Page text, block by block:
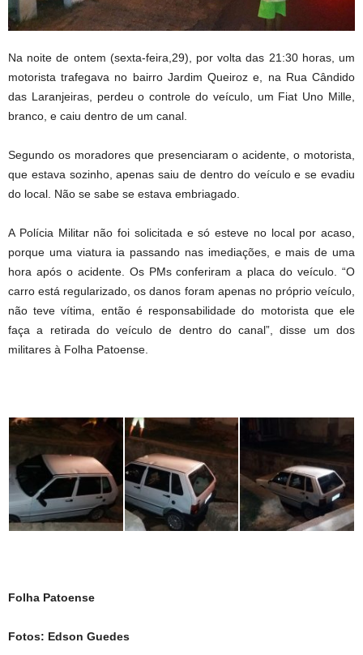
Na noite de ontem (sexta-feira,29), por volta das 21:30 horas, um
motorista trafegava no bairro Jardim Queiroz e, na Rua Cândido
das Laranjeiras, perdeu o controle do veículo, um Fiat Uno Mille,
branco, e caiu dentro de um canal.
Segundo os moradores que presenciaram o acidente, o motorista,
que estava sozinho, apenas saiu de dentro do veículo e se evadiu
do local. Não se sabe se estava embriagado.
A Polícia Militar não foi solicitada e só esteve no local por acaso,
porque uma viatura ia passando nas imediações, e mais de uma
hora após o acidente. Os PMs conferiram a placa do veículo. “O
carro está regularizado, os danos foram apenas no próprio veículo,
não teve vítima, então é responsabilidade do motorista que ele
faça a retirada do veículo de dentro do canal”, disse um dos
militares à Folha Patoense.
Folha Patoense
Fotos: Edson Guedes